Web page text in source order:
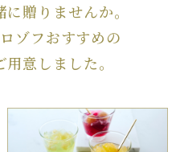
贈りませんか。
ゾフおすすめの
意しました。